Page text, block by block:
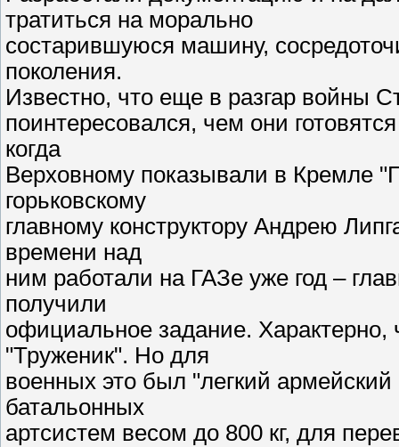
тратиться на морально
состарившуюся машину,
поколения.
Известно, что еще в разгар войны
поинтересовался, чем они
когда
Верховному показывали в Кремле
горьковскому
главному конструктору Андрею
времени над
ним работали на ГАЗе уже год –
получили
официальное задание.
"Труженик". Но для
военных это был "легкий
батальонных
артсистем весом до 800 кг, для